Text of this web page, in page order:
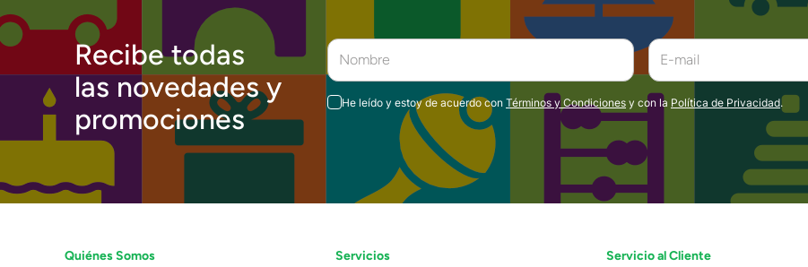
Recibe todas
las novedades y
promociones
He leído y estoy de acuerdo con Términos y Condiciones y con la Política de Privacidad.
Quiénes Somos Servicios Servicio al Cliente